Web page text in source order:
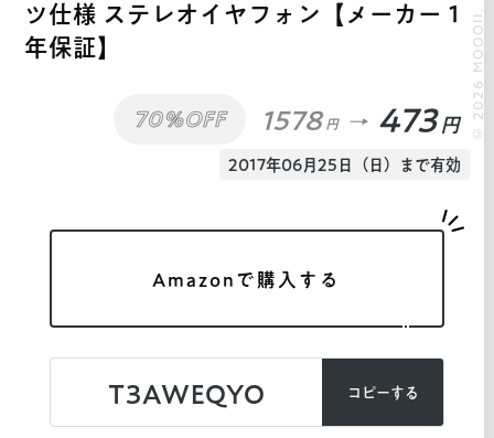
ツ仕様 ステレオイヤフォン【メーカー１
年保証】
70%OFF 1578 円 473 円
2017年06月25日（日）まで有効
Amazonで購入する
T3AWEQYO コピーする
© 2026 MOOOII.